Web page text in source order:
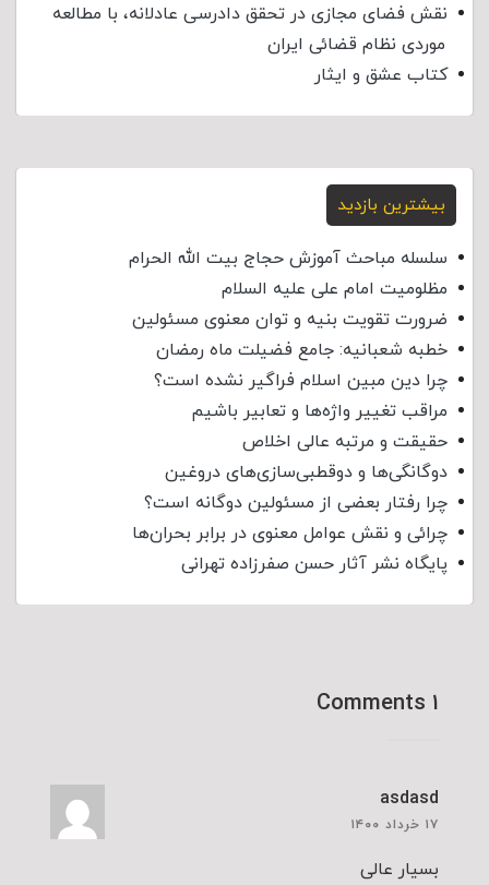
نقش فضای مجازی در تحقق دادرسی عادلانه، با مطالعه
موردی نظام قضائی ایران
کتاب عشق و ایثار
بیشترین بازدید
سلسله مباحث آموزش حجاج بیت الله الحرام
مظلومیت امام علی علیه السلام
ضرورت تقویت بنیه و توان معنوی مسئولین
خطبه شعبانیه: جامع فضیلت ماه رمضان
چرا دین مبین اسلام فراگیر نشده است؟
مراقب تغییر واژه‌ها و تعابیر باشیم
حقیقت و مرتبه عالی اخلاص
دوگانگی‌ها و دوقطبی‌سازی‌های دروغین
چرا رفتار بعضی از مسئولین دوگانه است؟
چرائی و نقش عوامل معنوی در برابر بحران‌ها
پایگاه نشر آثار حسن صفرزاده تهرانی
۱ Comments
asdasd
۱۷ خرداد ۱۴۰۰
بسیار عالی